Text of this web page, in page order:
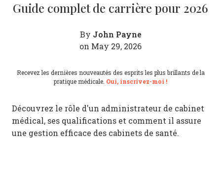
Guide complet de carrière pour 2026
By John Payne
on May 29, 2026
Recevez les dernières nouveautés des esprits les plus brillants de la
pratique médicale. Oui, inscrivez-moi !
Découvrez le rôle d'un administrateur de cabinet
médical, ses qualifications et comment il assure
une gestion efficace des cabinets de santé.